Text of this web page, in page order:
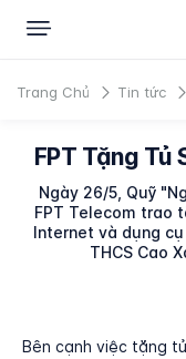
Trang Chủ Tin tức
FPT Tặng Tủ
Ngày 26/5, Quỹ
FPT Telecom trao
Internet và dụng
THCS Cao
Bên cạnh việc tặng